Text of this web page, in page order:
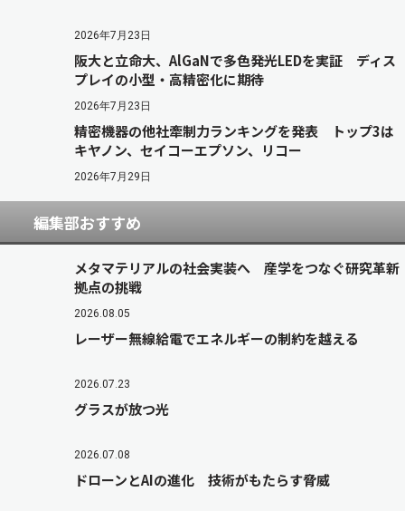
2026年7月23日
阪大と立命大、AlGaNで多色発光LEDを実証 ディス
プレイの小型・高精密化に期待
2026年7月23日
精密機器の他社牽制力ランキングを発表 トップ3は
キヤノン、セイコーエプソン、リコー
2026年7月29日
編集部おすすめ
メタマテリアルの社会実装へ 産学をつなぐ研究革新
拠点の挑戦
2026.08.05
レーザー無線給電でエネルギーの制約を越える
2026.07.23
グラスが放つ光
2026.07.08
ドローンとAIの進化 技術がもたらす脅威